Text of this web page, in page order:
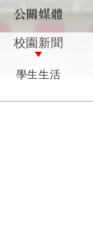
公關媒體
校園新聞
學生生活